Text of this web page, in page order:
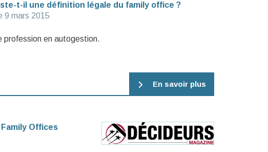
t-il une définition légale du family office ?
9 mars 2015
profession en autogestion.
En savoir plus
Offices